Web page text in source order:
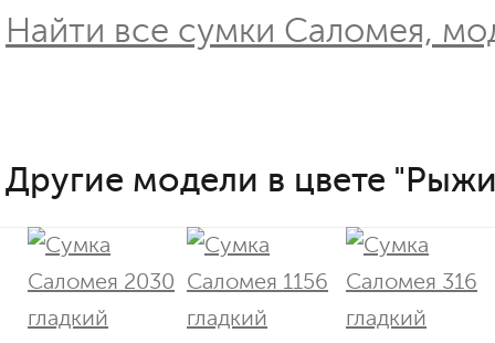
Найти все сумки Саломея,
Другие модели в цвете